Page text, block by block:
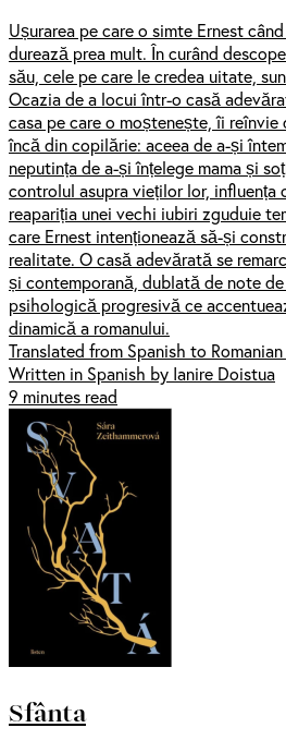
Ușurarea pe care o simte Ernest
durează prea mult. În curând
său, cele pe care le credea uitate,
Ocazia de a locui într-o casă
casa pe care o moștenește, îi
încă din copilărie: aceea de a-și
neputința de a-și înțelege mama și
controlul asupra vieților lor,
reapariția unei vechi iubiri zguduie
care Ernest intenționează să-și
realitate. O casă adevărată se
și contemporană, dublată de note
psihologică progresivă ce
dinamică a romanului.
Translated from Spanish to
Written in Spanish by Ianire Doistua
9 minutes read
Sfânta